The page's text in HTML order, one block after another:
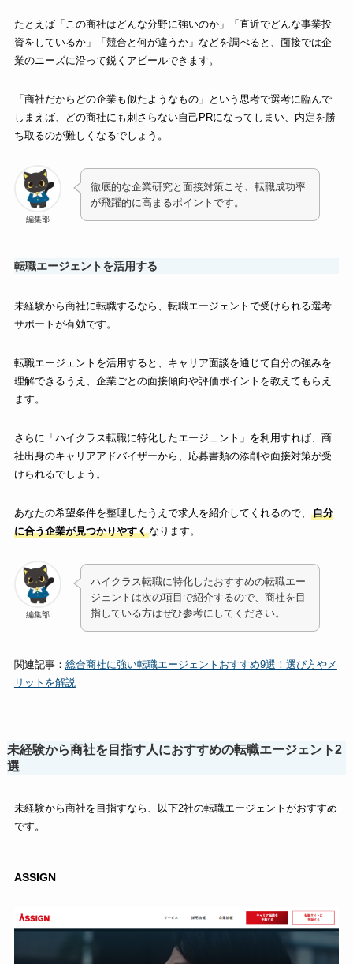
たとえば「この商社はどんな分野に強いのか」「直近でどんな事業投
資をしているか」「競合と何が違うか」などを調べると、面接では企
業のニーズに沿って鋭くアピールできます。
「商社だからどの企業も似たようなもの」という思考で選考に臨んで
しまえば、どの商社にも刺さらない自己PRになってしまい、内定を勝
ち取るのが難しくなるでしょう。
編集部
徹底的な企業研究と面接対策こそ、転職成功率
が飛躍的に高まるポイントです。
転職エージェントを活用する
未経験から商社に転職するなら、転職エージェントで受けられる選考
サポートが有効です。
転職エージェントを活用すると、キャリア面談を通じて自分の強みを
理解できるうえ、企業ごとの面接傾向や評価ポイントを教えてもらえ
ます。
さらに「ハイクラス転職に特化したエージェント」を利用すれば、商
社出身のキャリアアドバイザーから、応募書類の添削や面接対策が受
けられるでしょう。
あなたの希望条件を整理したうえで求人を紹介してくれるので、
自分
に合う企業が見つかりやすくなります。
編集部
ハイクラス転職に特化したおすすめの転職エー
ジェントは次の項目で紹介するので、商社を目
指している方はぜひ参考にしてください。
関連記事： 総合商社に強い転職エージェントおすすめ9選！選び方やメ
リットを解説
未経験から商社を目指す人におすすめの転職エージェント2
選
未経験から商社を目指すなら、以下2社の転職エージェントがおすすめ
です。
ASSIGN